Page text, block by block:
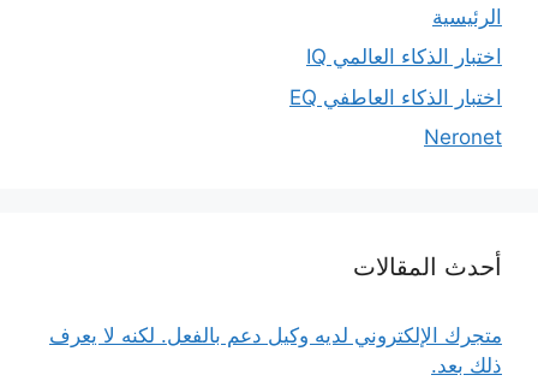
الرئيسية
اختبار الذكاء العالمي IQ
اختبار الذكاء العاطفي EQ
Neronet
أحدث المقالات
متجرك الإلكتروني لديه وكيل دعم بالفعل. لكنه لا يعرف
ذلك بعد.